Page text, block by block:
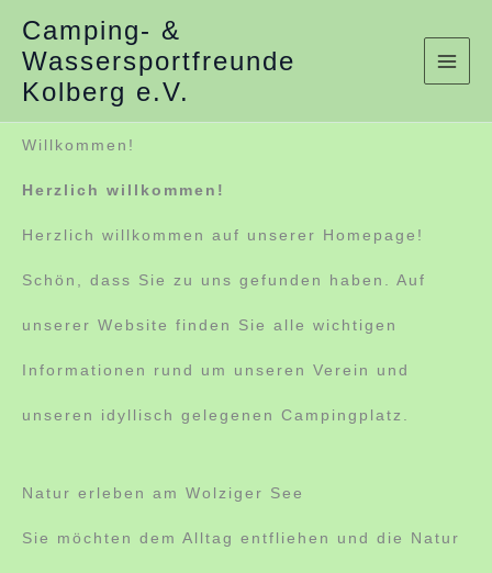
Zum
Inhalt
Camping- &
Wassersportfreunde
Kolberg e.V.
Willkommen!
Herzlich willkommen!
Herzlich willkommen auf unserer Homepage!
Schön, dass Sie zu uns gefunden haben. Auf
unserer Website finden Sie alle wichtigen
Informationen rund um unseren Verein und
unseren idyllisch gelegenen Campingplatz.
Natur erleben am Wolziger See
Sie möchten dem Alltag entfliehen und die Natur